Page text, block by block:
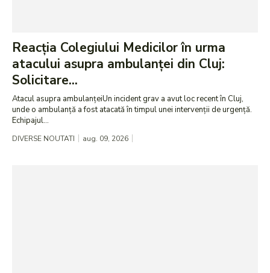
Reacția Colegiului Medicilor în urma
atacului asupra ambulanței din Cluj:
Solicitare...
Atacul asupra ambulanțeiUn incident grav a avut loc recent în Cluj,
unde o ambulanță a fost atacată în timpul unei intervenții de urgență.
Echipajul...
DIVERSE NOUTATI aug. 09, 2026